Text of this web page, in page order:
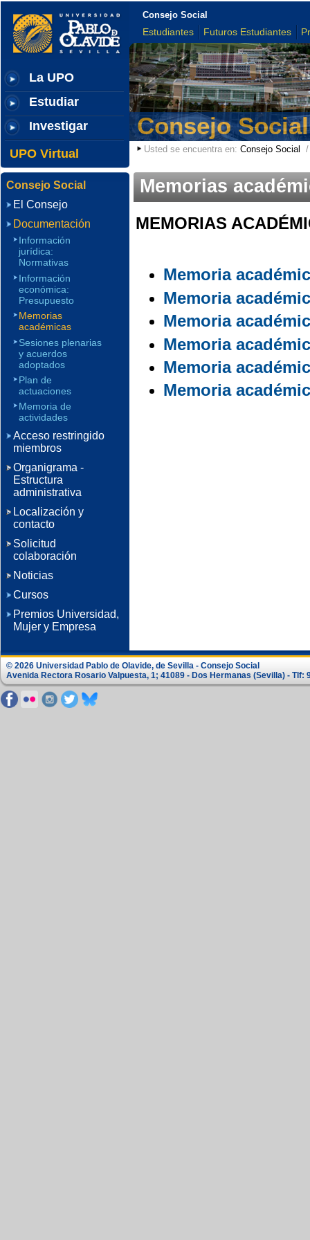
La UPO
Estudiar
Investigar
UPO Virtual
Consejo Social
Estudiantes Futuros Estudiantes
Consejo Social
Usted se encuentra en: Consejo Social
Memorias
MEMORIAS
Memoria
Memoria
Memoria
Memoria
Memoria
Memoria
Consejo Social
El Consejo
Documentación
Información
jurídica:
Normativas
Información
económica:
Presupuesto
Memorias
académicas
Sesiones plenarias
y acuerdos
adoptados
Plan de
actuaciones
Memoria de
actividades
Acceso restringido
miembros
Organigrama -
Estructura
administrativa
Localización y
contacto
Solicitud
colaboración
Noticias
Cursos
Premios Universidad,
Mujer y Empresa
© 2026 Universidad Pablo de Olavide, de Sevilla - Consejo Social
Avenida Rectora Rosario Valpuesta, 1; 41089 - Dos Hermanas (Sevilla) - Tlf: